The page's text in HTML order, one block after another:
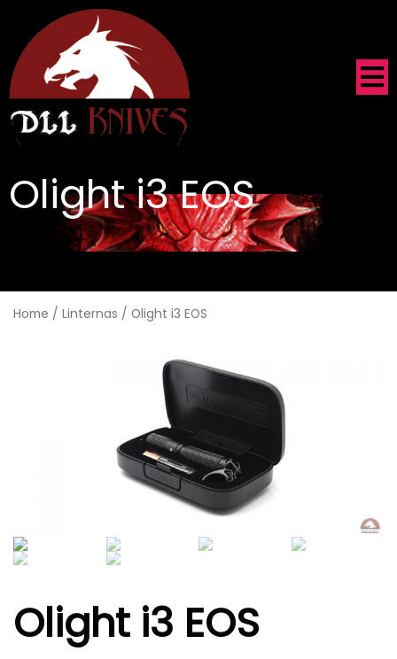
Olight i3 EOS
Home / Linternas / Olight i3 EOS
Olight i3 EOS